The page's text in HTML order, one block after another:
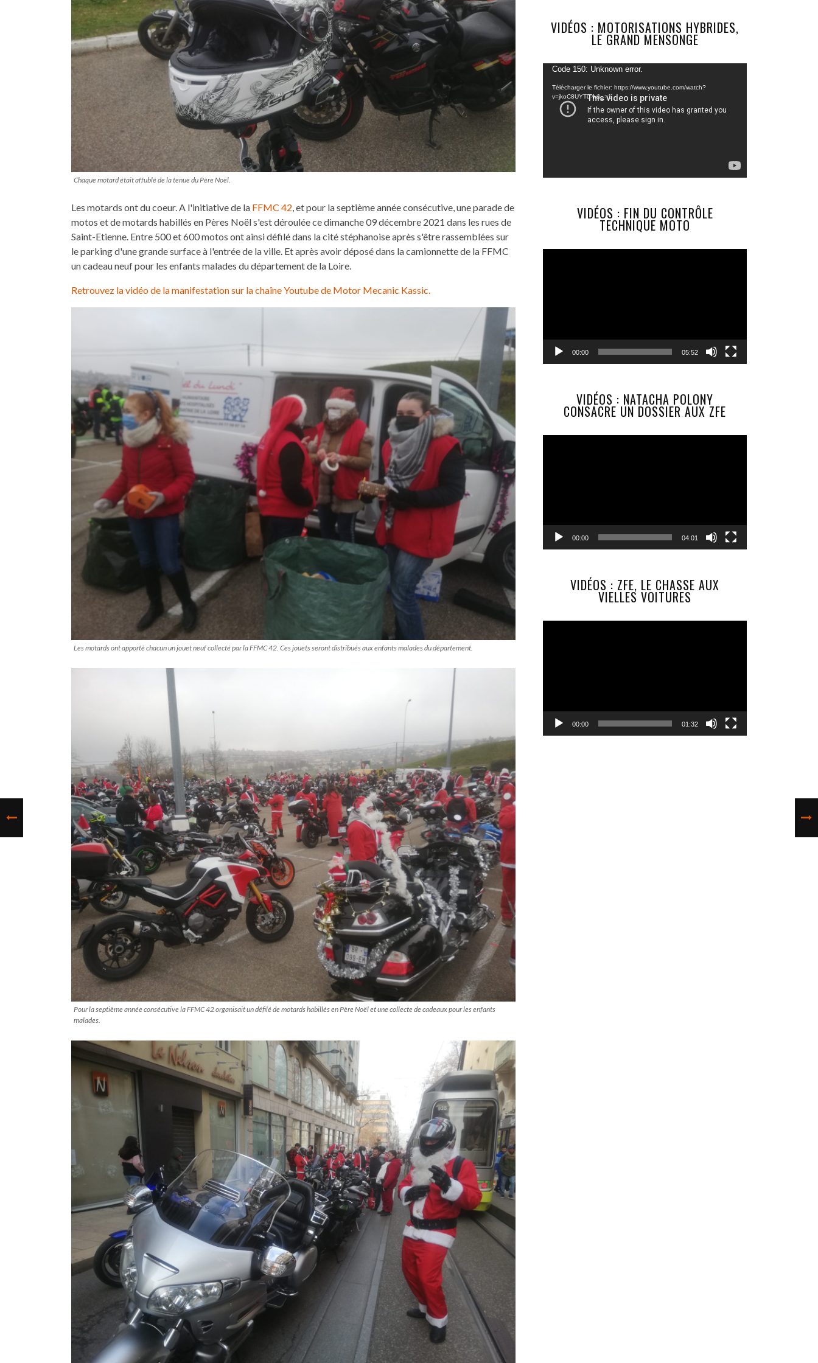
Chaque motard était affublé de la tenue du Père Noël.
Les motards ont du coeur. A l'initiative de la FFMC 42, et pour la septième année consécutive, une parade de
motos et de motards habillés en Pères Noël s'est déroulée ce dimanche 09 décembre 2021 dans les rues de
Saint-Etienne. Entre 500 et 600 motos ont ainsi défilé dans la cité stéphanoise après s'être rassemblées sur
le parking d'une grande surface à l'entrée de la ville. Et après avoir déposé dans la camionnette de la FFMC
un cadeau neuf pour les enfants malades du département de la Loire.
Retrouvez la vidéo de la manifestation sur la chaîne Youtube de Motor Mecanic Kassic.
Les motards ont apporté chacun un jouet neuf collecté par la FFMC 42. Ces jouets seront distribués aux enfants malades du département.
Pour la septième année consécutive la FFMC 42 organisait un défilé de motards habillés en Père Noël et une collecte de cadeaux pour les enfants
malades.
VIDÉOS : MOTORISATIONS HYBRIDES,
LE GRAND MENSONGE
Lecteur
vidéo
Code 150: Unknown error.
Télécharger le fichier: https://www.youtube.com/watch?
v=jkoC8UYTu-w&_=1
VIDÉOS : FIN DU CONTRÔLE
TECHNIQUE MOTO
00:00 05:52
VIDÉOS : NATACHA POLONY
CONSACRE UN DOSSIER AUX ZFE
00:00 04:01
VIDÉOS : ZFE, LE CHASSE AUX
VIELLES VOITURES
00:00 01:32